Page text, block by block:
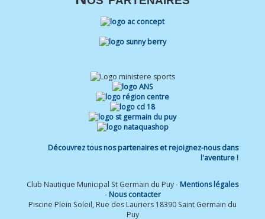
Découvrez tous nos partenaires et rejoignez-nous dans
l'aventure !
Club Nautique Municipal St Germain du Puy - Mentions légales
- Nous contacter
Piscine Plein Soleil, Rue des Lauriers 18390 Saint Germain du
Puy